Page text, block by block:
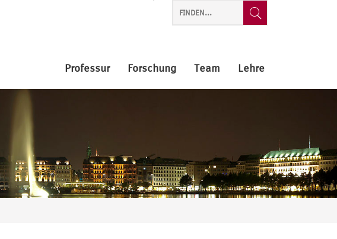
Professur Forschung Team Lehre